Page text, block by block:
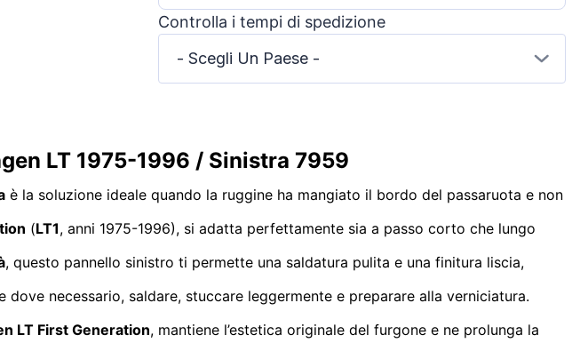
Controlla i tempi di spedizione
- Scegli Un Paese -
LT 1975-1996 / Sinistra 7959
è la soluzione ideale quando la ruggine ha mangiato il bordo del passaruota e non
(LT1, anni 1975-1996), si adatta perfettamente sia a passo corto che lungo
, questo pannello sinistro ti permette una saldatura pulita e una finitura liscia,
necessario, saldare, stuccare leggermente e preparare alla verniciatura.
LT First Generation, mantiene l’estetica originale del furgone e ne prolunga la